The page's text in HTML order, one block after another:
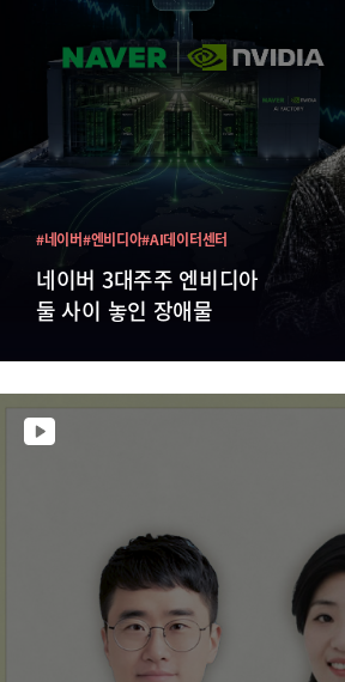
네이버 3대주주 엔비디아
둘 사이 놓인 장애물
#네이버#엔비디아#AI데이터센터